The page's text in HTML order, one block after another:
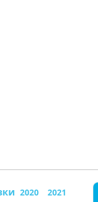
2020
2021